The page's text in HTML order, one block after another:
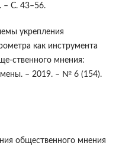
– С. 43–56.
укрепления
как инструмента
ственного мнения:
– 2019. – № 6 (154).
общественного мнения